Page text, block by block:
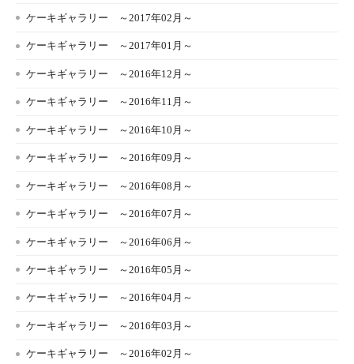
ケーキギャラリー ～2017年02月～
ケーキギャラリー ～2017年01月～
ケーキギャラリー ～2016年12月～
ケーキギャラリー ～2016年11月～
ケーキギャラリー ～2016年10月～
ケーキギャラリー ～2016年09月～
ケーキギャラリー ～2016年08月～
ケーキギャラリー ～2016年07月～
ケーキギャラリー ～2016年06月～
ケーキギャラリー ～2016年05月～
ケーキギャラリー ～2016年04月～
ケーキギャラリー ～2016年03月～
ケーキギャラリー ～2016年02月～